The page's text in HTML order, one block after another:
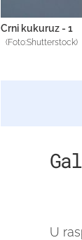
Crni kukuruz - 1
(Foto:Shutterstock)
U